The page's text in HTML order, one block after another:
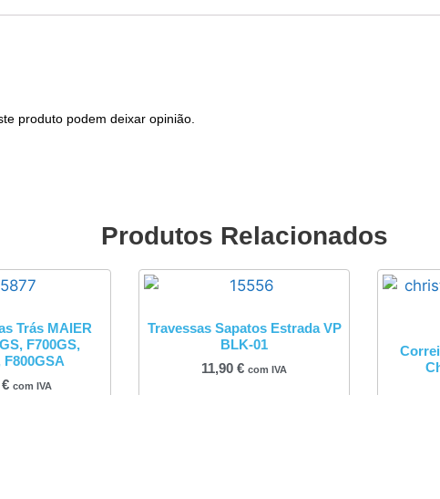
produto podem deixar opinião.
Produtos Relacionados
Trás MAIER
F700GS,
F800GSA
€ com IVA
Travessas Sapatos Estrada VP
BLK-01
11,90 € com IVA